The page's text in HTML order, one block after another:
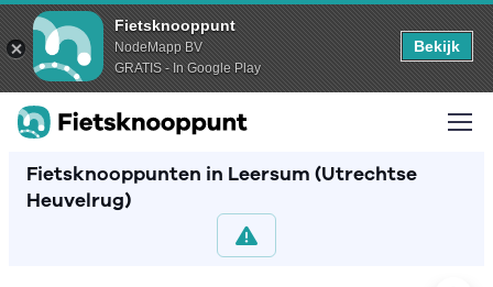
Fietsknooppunt
NodeMapp BV
GRATIS - In Google Play
Bekijk
Fietsknooppunten in Leersum (Utrechtse
Heuvelrug)